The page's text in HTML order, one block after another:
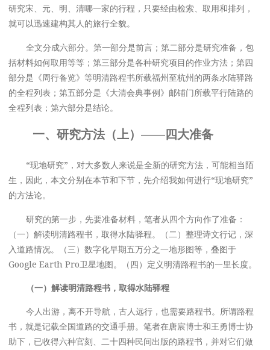
研究宋、元、明、清哪一家的行程，只要经由检索、取用和排列，
就可以迅速建构其人的旅行全貌。
全文分成六部分。第一部分是前言；第二部分是研究准备，包
括材料如何取用等等；第三部分是各种研究项目的作业方法；第四
部分是《周行备览》等明清路程书所载福州至杭州的两条水陆驿路
的全程列表；第五部分是《大清会典事例》邮铺门所载平行陆路的
全程列表；第六部分是结论。
一、研究方法（上）——四大准备
“现地研究”，对大多数人来说是全新的研究方法，可能相当陌
生，因此，本文分别在本节和下节，先介绍我如何进行“现地研究”
的方法论。
研究的第一步，先要准备材料，笔者从四个方向作了准备：
（一）解读明清路程书，取得水陆驿程。（二）整理诗文行记，深
入道路情况。（三）数字化早期五万分之一地形图等，叠图于
Google Earth Pro卫星地图。（四）定义明清路程书的一里长度。
（一）解读明清路程书，取得水陆驿程
今人出游，离不开导航，古人远行，也需要路程书。所谓路程
书，就是记载全国道路的交通手册。笔者在唐宸博士和王勇博士协
助下，已收得六种官刻、二十四种民间出版的路程书，并对它们做